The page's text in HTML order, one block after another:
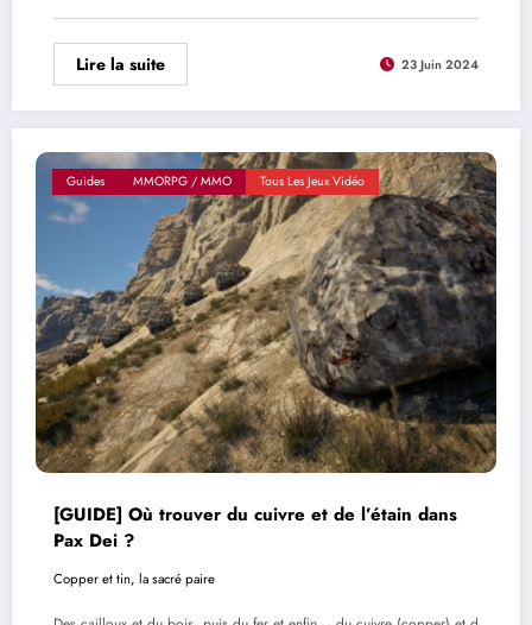
Lire la suite 23 Juin 2024
Guides MMORPG / MMO Tous Les Jeux Vidéo
[GUIDE] Où trouver du cuivre et de l’étain dans
Pax Dei ?
Copper et tin, la sacré paire